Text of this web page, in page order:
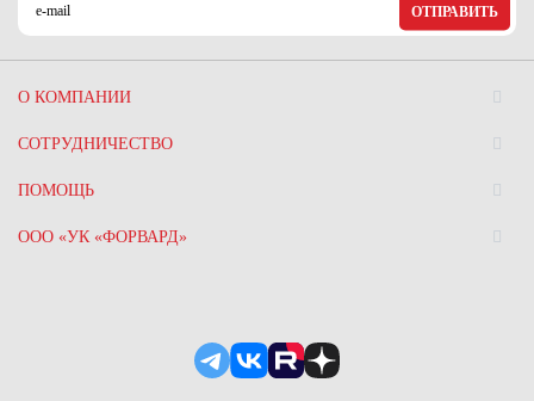
ОТПРАВИТЬ
О КОМПАНИИ
СОТРУДНИЧЕСТВО
ПОМОЩЬ
ООО «УК «ФОРВАРД»